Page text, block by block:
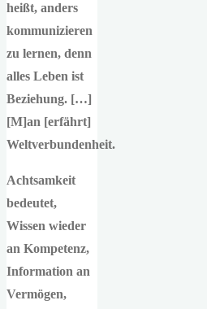
heißt, anders
kommunizieren
zu lernen, denn
alles Leben ist
Beziehung. […]
[M]an [erfährt]
Weltverbundenheit.
Achtsamkeit
bedeutet,
Wissen wieder
an Kompetenz,
Information an
Vermögen,